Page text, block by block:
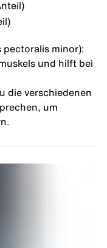
pectoralis minor):
und hilft bei
die verschiedenen
um